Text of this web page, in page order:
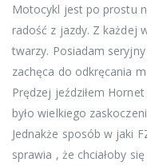
Motocykl jest po prostu
radość z jazdy. Z każdej
twarzy. Posiadam
zachęca do odkręcania
Prędzej jeździłem
było wielkiego
Jednakże sposób w jaki
sprawia , że chciałoby